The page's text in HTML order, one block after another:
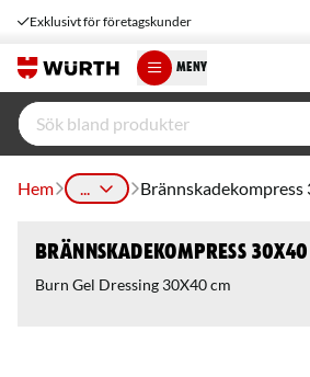
Exklusivt för företagskunder
MENY
Hem ... Brännskadekompress
Brännskadekompress 30x40
Burn Gel Dressing 30X40 cm